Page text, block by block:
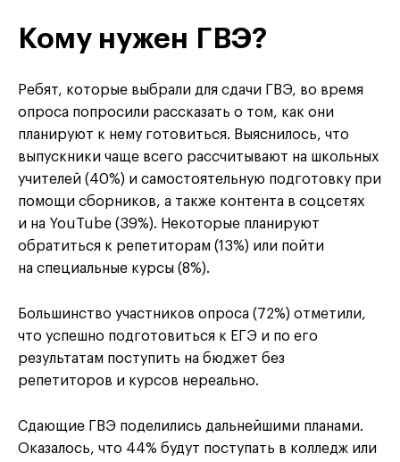
Кому нужен ГВЭ?
Ребят, которые выбрали для сдачи ГВЭ, во время
опроса попросили рассказать о том, как они
планируют к нему готовиться. Выяснилось, что
выпускники чаще всего рассчитывают на школьных
учителей (40%) и самостоятельную подготовку при
помощи сборников, а также контента в соцсетях
и на YouTube (39%). Некоторые планируют
обратиться к репетиторам (13%) или пойти
на специальные курсы (8%).
Большинство участников опроса (72%) отметили,
что успешно подготовиться к ЕГЭ и по его
результатам поступить на бюджет без
репетиторов и курсов нереально.
Сдающие ГВЭ поделились дальнейшими планами.
Оказалось, что 44% будут поступать в колледж или